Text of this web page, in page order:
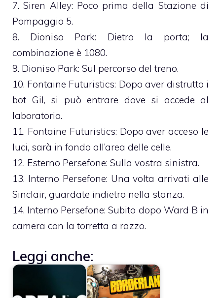
7. Siren Alley: Poco prima della Stazione di
Pompaggio 5.
8. Dioniso Park: Dietro la porta; la
combinazione è 1080.
9. Dioniso Park: Sul percorso del treno.
10. Fontaine Futuristics: Dopo aver distrutto i
bot Gil, si può entrare dove si accede al
laboratorio.
11. Fontaine Futuristics: Dopo aver acceso le
luci, sarà in fondo all’area delle celle.
12. Esterno Persefone: Sulla vostra sinistra.
13. Interno Persefone: Una volta arrivati alle
Sinclair, guardate indietro nella stanza.
14. Interno Persefone: Subito dopo Ward B in
camera con la torretta a razzo.
Leggi anche: